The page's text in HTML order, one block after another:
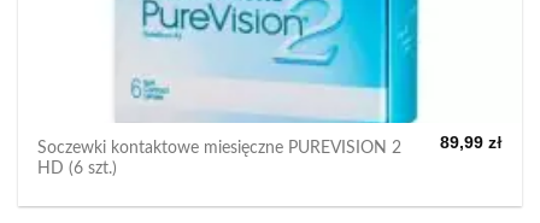
Soczewki kontaktowe miesięczne PUREVISION 2
HD (6 szt.)
89,99 zł